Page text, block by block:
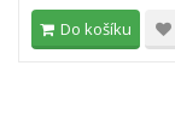
Do košíku